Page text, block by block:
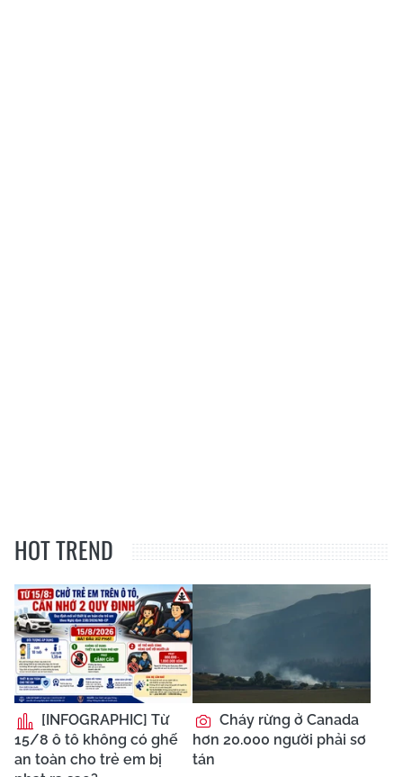
HOT TREND
[INFOGRAPHIC] Từ
15/8 ô tô không có ghế
an toàn cho trẻ em bị
Cháy rừng ở Canada
hơn 20.000 người phải sơ
tán